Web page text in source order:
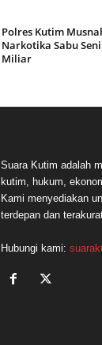
Polres Kutim
Narkotika Sabu
Miliar
Suara Kutim adalah
kutim, hukum,
Kami menyediakan
terdepan dan
Hubungi kami: